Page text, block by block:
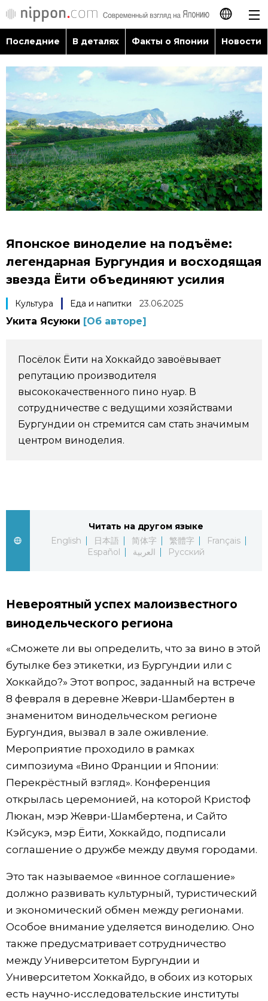
日本語
English
繁體字
Français
Español
Последние
В деталях
Факты о Японии
Путеводитель по Японии
Фото/Видео
Разделы
Люди
Блог
Политика
Токио
От редакции
Популярные статьи
Японский язык
Японский калейдоскоп
official SNS
Последние В деталях Факты о Японии Новости
Японское виноделие на подъёме:
легендарная Бургундия и восходящая
звезда Ёити объединяют усилия
Культура Еда и напитки 23.06.2025
Укита Ясуюки [Об авторе]
Посёлок Ёити на Хоккайдо завоёвывает
репутацию производителя
высококачественного пино нуар. В
сотрудничестве с ведущими хозяйствами
Бургундии он стремится сам стать значимым
центром виноделия.
Читать на другом языке
English
日本語 简体字 繁體字
Français
Español
العربية Русский
Невероятный успех малоизвестного
винодельческого региона
«Сможете ли вы определить, что за вино в этой
бутылке без этикетки, из Бургундии или с
Хоккайдо?» Этот вопрос, заданный на встрече
8 февраля в деревне Жеври-Шамбертен в
знаменитом винодельческом регионе
Бургундия, вызвал в зале оживление.
Мероприятие проходило в рамках
симпозиума «Вино Франции и Японии:
Перекрёстный взгляд». Конференция
открылась церемонией, на которой Кристоф
Люкан, мэр Жеври-Шамбертена, и Сайто
Кэйсукэ, мэр Ёити, Хоккайдо, подписали
соглашение о дружбе между двумя городами.
Это так называемое «винное соглашение»
должно развивать культурный, туристический
и экономический обмен между регионами.
Особое внимание уделяется виноделию. Оно
также предусматривает сотрудничество
между Университетом Бургундии и
Университетом Хоккайдо, в обоих из которых
есть научно-исследовательские институты